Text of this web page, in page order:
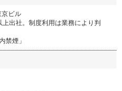
ビル
出社。制度利用は業務により判
禁煙」